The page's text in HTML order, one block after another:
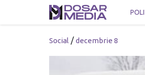
Social /decembrie 8